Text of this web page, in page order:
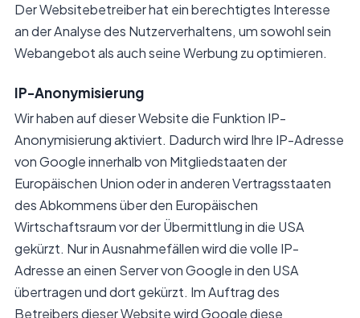
Der Websitebetreiber hat ein berechtigtes Interesse
an der Analyse des Nutzerverhaltens, um sowohl sein
Webangebot als auch seine Werbung zu optimieren.
IP-Anonymisierung
Wir haben auf dieser Website die Funktion IP-
Anonymisierung aktiviert. Dadurch wird Ihre IP-Adresse
von Google innerhalb von Mitgliedstaaten der
Europäischen Union oder in anderen Vertragsstaaten
des Abkommens über den Europäischen
Wirtschaftsraum vor der Übermittlung in die USA
gekürzt. Nur in Ausnahmefällen wird die volle IP-
Adresse an einen Server von Google in den USA
übertragen und dort gekürzt. Im Auftrag des
Betreibers dieser Website wird Google diese